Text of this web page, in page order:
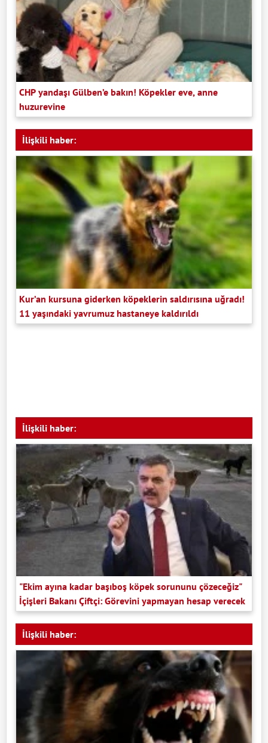
CHP yandaşı Gülben’e bakın! Köpekler eve, anne
huzurevine
İlişkili haber:
Kur’an kursuna giderken köpeklerin saldırısına uğradı!
11 yaşındaki yavrumuz hastaneye kaldırıldı
İlişkili haber:
"Ekim ayına kadar başıboş köpek sorununu çözeceğiz"
İçişleri Bakanı Çiftçi: Görevini yapmayan hesap verecek
İlişkili haber: